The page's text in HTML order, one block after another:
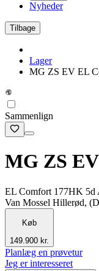
Nyheder
Tilbage
Lager
MG ZS EV EL
Sammenlign
MG ZS EV
EL Comfort 177HK 5d
Van Mossel Hillerød,
Køb
149.900 kr.
Planlæg en prøvetur
Jeg er interesseret